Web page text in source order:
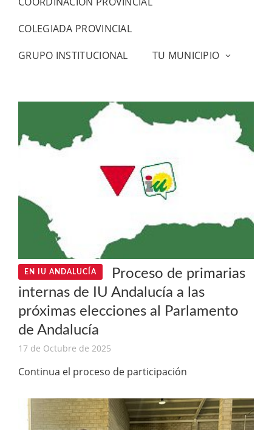
COLEGIADA PROVINCIAL
GRUPO INSTITUCIONAL
TU MUNICIPIO
EN IU ANDALUCÍA
Proceso de primarias
internas de IU Andalucía a las
próximas elecciones al Parlamento
de Andalucía
17 de Octubre de 2025
Continua el proceso de participación